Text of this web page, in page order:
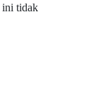
ini tidak